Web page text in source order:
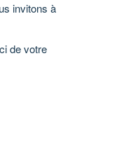
invitons à
de votre